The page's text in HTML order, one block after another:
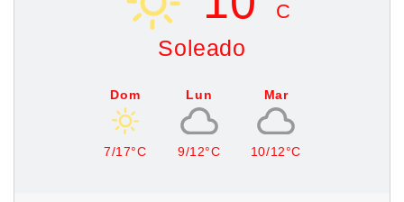
C
Soleado
Dom
7/17°C
Lun
9/12°C
Mar
10/12°C